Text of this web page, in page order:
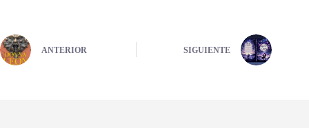
ANTERIOR SIGUIENTE